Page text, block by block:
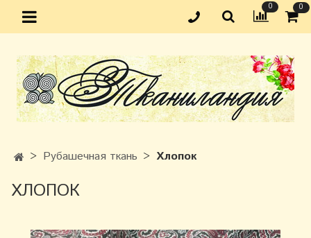
0 0
Рубашечная ткань Хлопок
ХЛОПОК